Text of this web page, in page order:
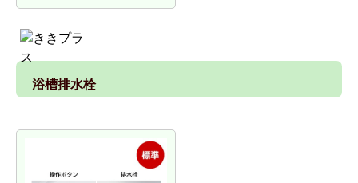
浴槽排水栓